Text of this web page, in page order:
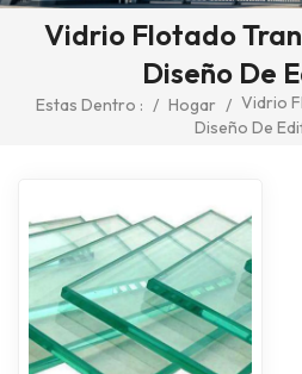
Vidrio Flotado
Diseño De
Estas Dentro : / Hogar / Vidrio
Diseño De